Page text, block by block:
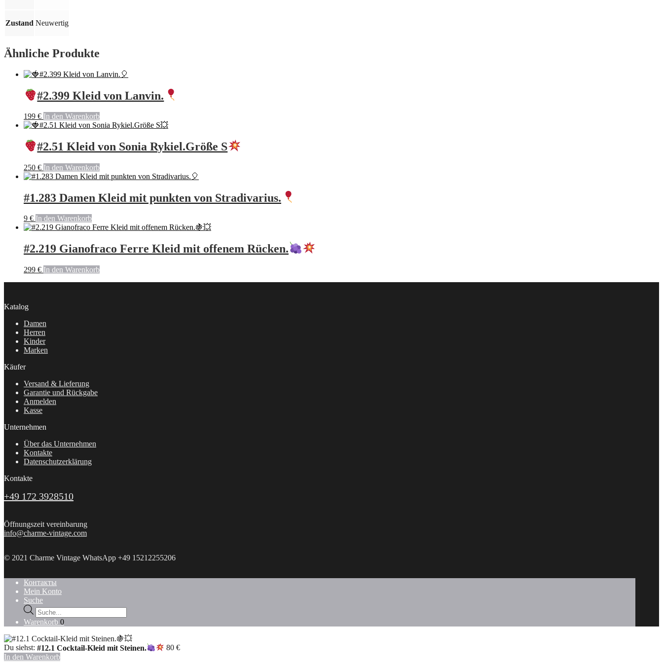
Zustand Neuwertig
Ähnliche Produkte
#2.399 Kleid von Lanvin.
199 € In den Warenkorb
#2.51 Kleid von Sonia Rykiel.Größe S
250 € In den Warenkorb
#1.283 Damen Kleid mit punkten von Stradivarius.
9 € In den Warenkorb
#2.219 Gianofraco Ferre Kleid mit offenem Rücken.
299 € In den Warenkorb
Katalog
Damen
Herren
Kinder
Marken
Käufer
Versand & Lieferung
Garantie und Rückgabe
Anmelden
Kasse
Unternehmen
Über das Unternehmen
Kontakte
Datenschutzerklärung
Kontakte
+49 172 3928510
Öffnungszeit vereinbarung
info@charme-vintage.com
© 2021 Charme Vintage WhatsApp +49 15212255206
Контакты
Mein Konto
Suche
Products
search
Warenkorb 0
Du siehst: #12.1 Cocktail-Kleid mit Steinen. 80€
In den Warenkorb